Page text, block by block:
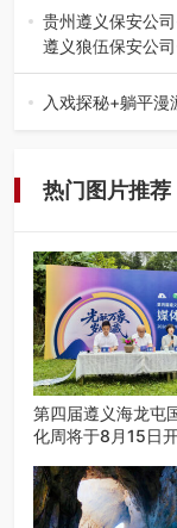
弦乐（合唱）艺
贵州遵义保安公
遵义狼伍保安公
在遵义，不管是
工、商业商场经
入戏探秘+躺平漫
热门图片推荐
第四届遵义海龙屯
化周将于8月15日